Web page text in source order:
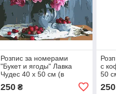
Розпис за номерами
"Букет и ягоды" Лавка
Чудес 40 x 50 см (в
250₴
с
50
250